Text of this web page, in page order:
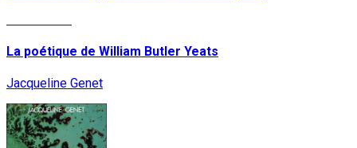
La poétique de William Butler Yeats
Jacqueline Genet